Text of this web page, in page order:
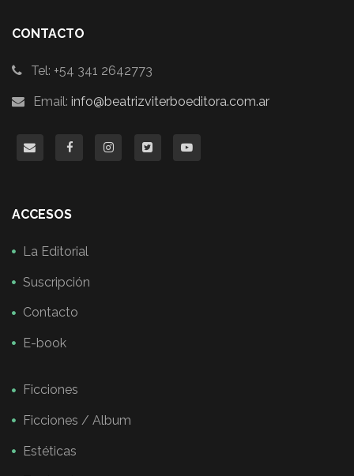
CONTACTO
Tel: +54 341 2642773
Email:info@beatrizviterboeditora.com.ar
ACCESOS
La Editorial
Suscripción
Contacto
E-book
Ficciones
Ficciones / Album
Estéticas